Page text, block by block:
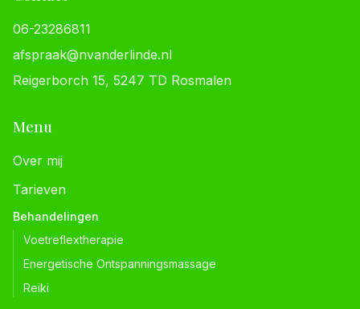
06-23286811
afspraak@nvanderlinde.nl
Reigerborch 15, 5247 TD Rosmalen
Menu
Over mij
Tarieven
Behandelingen
Voetreflextherapie
Energetische Ontspanningsmassage
Reiki